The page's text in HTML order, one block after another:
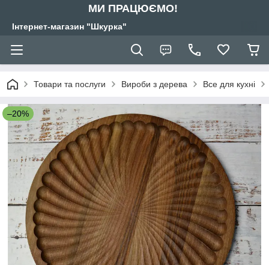
МИ ПРАЦЮЄМО!
Інтернет-магазин "Шкурка"
Товари та послуги Вироби з дерева Все для кухні
–20%